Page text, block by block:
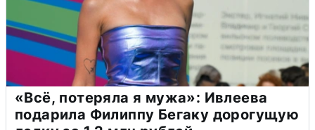
«Всё, потеряла я мужа»: Ивлеева
подарила Филиппу Бегаку дорогущую